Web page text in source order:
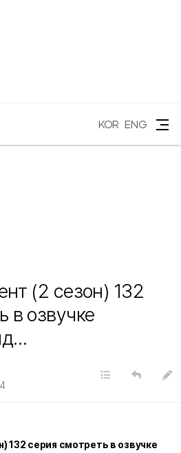
KOR ENG
(2 сезон) 132
в озвучке
132 серия смотреть в озвучке